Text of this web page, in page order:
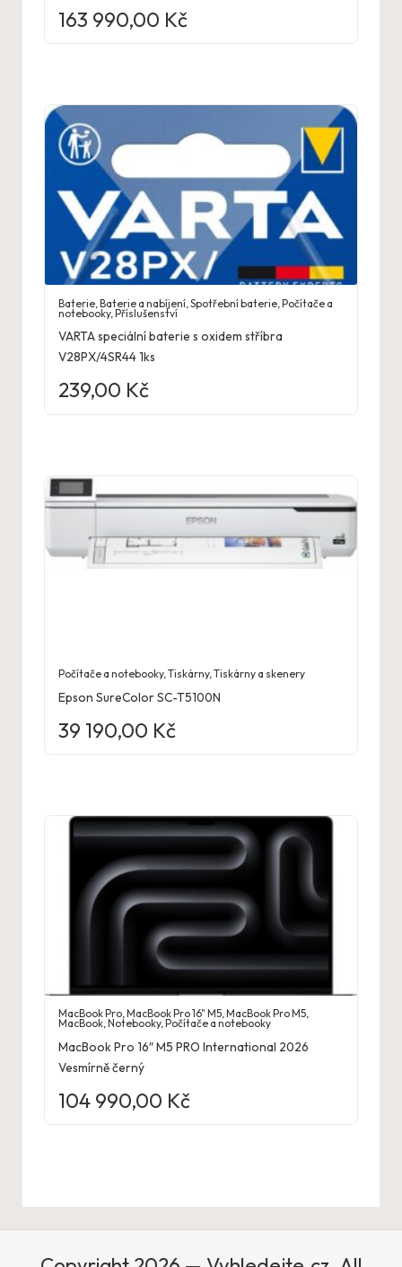
163 990,00 Kč
Baterie ,Baterie a nabíjení ,Spotřební baterie ,Počítače a
notebooky,Příslušenství
VARTA speciální baterie s oxidem stříbra
V28PX/4SR44 1ks
239,00 Kč
Počítače a notebooky,Tiskárny,Tiskárny a skenery
Epson SureColor SC-T5100N
39 190,00 Kč
MacBook Pro,MacBook Pro 16" M5,MacBook Pro M5,
MacBook,Notebooky,Počítače a notebooky
MacBook Pro 16″ M5 PRO International 2026
Vesmírně černý
104 990,00 Kč